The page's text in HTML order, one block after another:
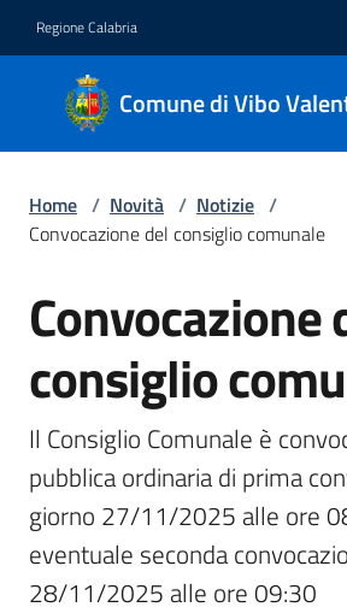
Regione Calabria
Comune di Vibo
Comune
di Vibo
Valentia
Novità
Servizi
Vivere
Vibo
Valentia
Home / Novità / Notizie /
Convocazione del consiglio comunale
Salta al contenuto
Convocazione
consiglio
Il Consiglio Comunale è
pubblica ordinaria di prima
giorno 27/11/2025 alle ore
eventuale seconda
28/11/2025 alle ore 09:30